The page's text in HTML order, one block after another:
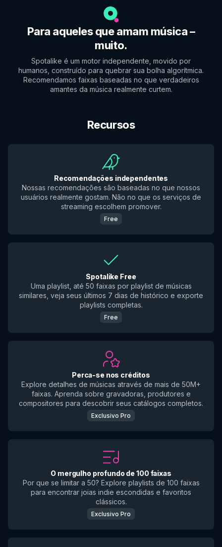
Para aqueles que amam música –
muito.
Spotalike é um motor independente, movido por
humanos, construído para quebrar sua bolha algorítmica.
Recomendamos faixas baseadas no que verdadeiros
amantes da música realmente curtem.
Recursos
Recomendações independentes
Nossas recomendações são baseadas no que nossos
usuários realmente gostam. Não no que os serviços de
streaming escolhem promover.
Free
Spotalike Free
Uma playlist, até 50 faixas por playlist de músicas
similares, veja seus últimos 7 dias de histórico e exporte
playlists completas.
Free
Perca-se nos créditos
Explore detalhes de músicas através de mais de 50M+
faixas. Aprenda sobre gravadoras, produtores e
compositores para descobrir seus catálogos completos.
Exclusivo Pro
O mergulho profundo de 100 faixas
Por que se limitar a 50? Explore playlists de 100 faixas
para encontrar joias indie escondidas e favoritos
clássicos.
Exclusivo Pro